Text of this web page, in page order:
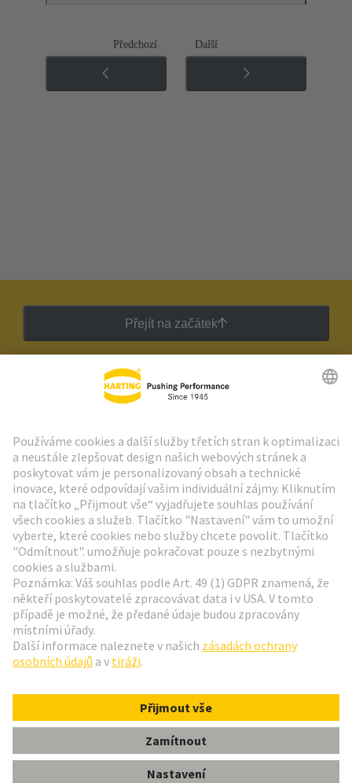
Předchozí Další
Přejít na začátek
Zpravodaj HARTING
Přejít na registraci
Social Media
Česká republika
© Technologická skupina HARTING
otiskZásady ochrany osobních údajů
Informace pro zákazníky